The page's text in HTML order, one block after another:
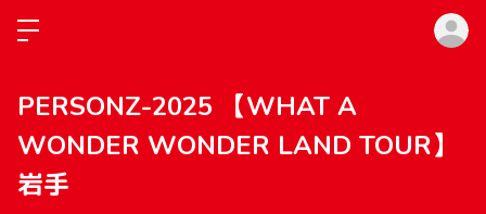
PERSONZ-2025 【WHAT A
WONDER WONDER LAND TOUR】
岩手